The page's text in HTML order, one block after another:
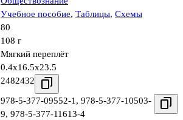
Учебное пособие, Таблицы, Схемы
80
108 г
Мягкий переплёт
0.4x16.5x23.5
2482432
978-5-377-09552-1, 978-5-377-10503-
9, 978-5-377-11613-4